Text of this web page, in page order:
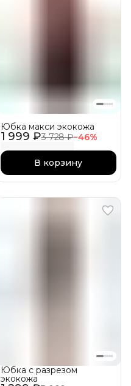
1 999 ₽3 728 ₽−46%
Юбка макси экокожа
В корзину
Юбка с разрезом
экокожа